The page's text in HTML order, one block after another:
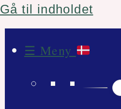
Gå til indholdet
☰ Meny